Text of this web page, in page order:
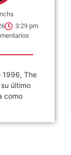
3:26 pm
Se
Minutes
una...